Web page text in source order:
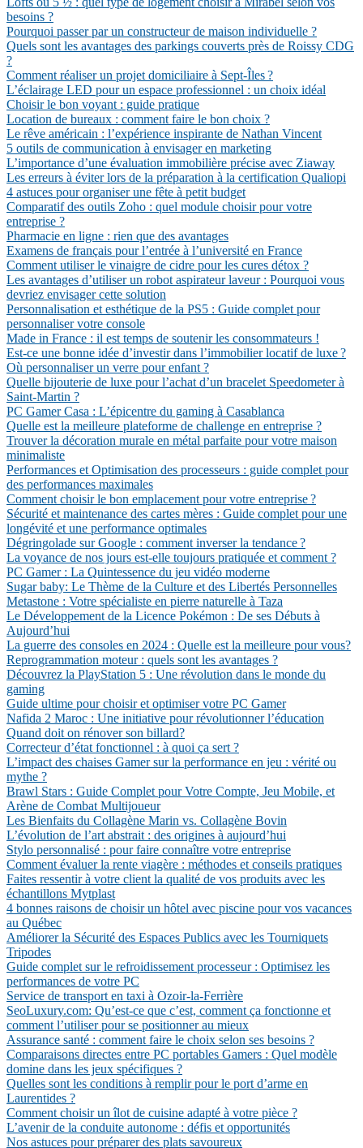
besoins ?
Pourquoi passer par un constructeur de maison individuelle ?
Quels sont les avantages des parkings couverts près de Roissy CDG
?
Comment réaliser un projet domiciliaire à Sept-Îles ?
L’éclairage LED pour un espace professionnel : un choix idéal
Choisir le bon voyant : guide pratique
Location de bureaux : comment faire le bon choix ?
Le rêve américain : l’expérience inspirante de Nathan Vincent
5 outils de communication à envisager en marketing
L’importance d’une évaluation immobilière précise avec Ziaway
Les erreurs à éviter lors de la préparation à la certification Qualiopi
4 astuces pour organiser une fête à petit budget
Comparatif des outils Zoho : quel module choisir pour votre
entreprise ?
Pharmacie en ligne : rien que des avantages
Examens de français pour l’entrée à l’université en France
Comment utiliser le vinaigre de cidre pour les cures détox ?
Les avantages d’utiliser un robot aspirateur laveur : Pourquoi vous
devriez envisager cette solution
Personnalisation et esthétique de la PS5 : Guide complet pour
personnaliser votre console
Made in France : il est temps de soutenir les consommateurs !
Est-ce une bonne idée d’investir dans l’immobilier locatif de luxe ?
Où personnaliser un verre pour enfant ?
Quelle bijouterie de luxe pour l’achat d’un bracelet Speedometer à
Saint-Martin ?
PC Gamer Casa : L’épicentre du gaming à Casablanca
Quelle est la meilleure plateforme de challenge en entreprise ?
Trouver la décoration murale en métal parfaite pour votre maison
minimaliste
Performances et Optimisation des processeurs : guide complet pour
des performances maximales
Comment choisir le bon emplacement pour votre entreprise ?
Sécurité et maintenance des cartes mères : Guide complet pour une
longévité et une performance optimales
Dégringolade sur Google : comment inverser la tendance ?
La voyance de nos jours est-elle toujours pratiquée et comment ?
PC Gamer : La Quintessence du jeu vidéo moderne
Sugar baby: Le Thème de la Culture et des Libertés Personnelles
Metastone : Votre spécialiste en pierre naturelle à Taza
Le Développement de la Licence Pokémon : De ses Débuts à
Aujourd’hui
La guerre des consoles en 2024 : Quelle est la meilleure pour vous?
Reprogrammation moteur : quels sont les avantages ?
Découvrez la PlayStation 5 : Une révolution dans le monde du
gaming
Guide ultime pour choisir et optimiser votre PC Gamer
Nafida 2 Maroc : Une initiative pour révolutionner l’éducation
Quand doit on rénover son billard?
Correcteur d’état fonctionnel : à quoi ça sert ?
L’impact des chaises Gamer sur la performance en jeu : vérité ou
mythe ?
Brawl Stars : Guide Complet pour Votre Compte, Jeu Mobile, et
Arène de Combat Multijoueur
Les Bienfaits du Collagène Marin vs. Collagène Bovin
L’évolution de l’art abstrait : des origines à aujourd’hui
Stylo personnalisé : pour faire connaître votre entreprise
Comment évaluer la rente viagère : méthodes et conseils pratiques
Faites ressentir à votre client la qualité de vos produits avec les
échantillons Mytplast
4 bonnes raisons de choisir un hôtel avec piscine pour vos vacances
au Québec
Améliorer la Sécurité des Espaces Publics avec les Tourniquets
Tripodes
Guide complet sur le refroidissement processeur : Optimisez les
performances de votre PC
Service de transport en taxi à Ozoir-la-Ferrière
SeoLuxury.com: Qu’est-ce que c’est, comment ça fonctionne et
comment l’utiliser pour se positionner au mieux
Assurance santé : comment faire le choix selon ses besoins ?
Comparaisons directes entre PC portables Gamers : Quel modèle
domine dans les jeux spécifiques ?
Quelles sont les conditions à remplir pour le port d’arme en
Laurentides ?
Comment choisir un îlot de cuisine adapté à votre pièce ?
L’avenir de la conduite autonome : défis et opportunités
Nos astuces pour préparer des plats savoureux